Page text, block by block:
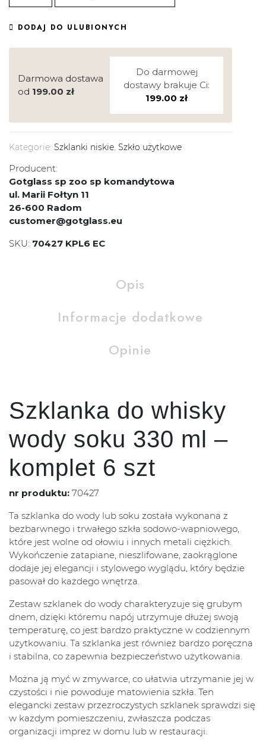
DODAJ DO ULUBIONYCH
Darmowa dostawa
od 199.00 zł
Do darmowej
dostawy brakuje Ci:
199.00 zł
Kategorie: Szklanki niskie, Szkło użytkowe
Producent:
Gotglass sp zoo sp komandytowa
ul. Marii Fołtyn 11
26-600 Radom
customer@gotglass.eu
SKU: 70427 KPL6 EC
Opis
Informacje dodatkowe
Opinie
Szklanka do whisky
wody soku 330 ml –
komplet 6 szt
nr produktu: 70427
Ta szklanka do wody lub soku została wykonana z
bezbarwnego i trwałego szkła sodowo-wapniowego,
które jest wolne od ołowiu i innych metali ciężkich.
Wykończenie zatapiane, nieszlifowane, zaokrąglone
dodaje jej elegancji i stylowego wyglądu, który będzie
pasował do każdego wnętrza.
Zestaw szklanek do wody charakteryzuje się grubym
dnem, dzięki któremu napój utrzymuje dłużej swoją
temperaturę, co jest bardzo praktyczne w codziennym
użytkowaniu. Ta szklanka jest również bardzo poręczna
i stabilna, co zapewnia bezpieczeństwo użytkowania.
Można ją myć w zmywarce, co ułatwia utrzymanie jej w
czystości i nie powoduje matowienia szkła. Ten
elegancki zestaw przezroczystych szklanek sprawdzi się
w każdym pomieszczeniu, zwłaszcza podczas
organizacji imprez w domu lub w restauracji.